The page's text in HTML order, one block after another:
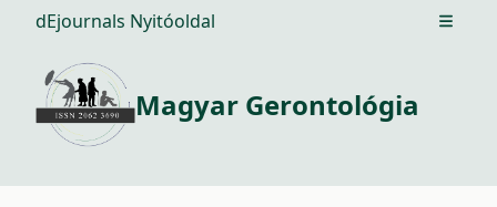
dEjournals Nyitóoldal Open
Magyar Gerontológia